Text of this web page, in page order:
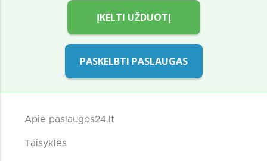
ĮKELTI UŽDUOTĮ
PASKELBTI PASLAUGAS
Apie paslaugos24.lt
Taisyklės